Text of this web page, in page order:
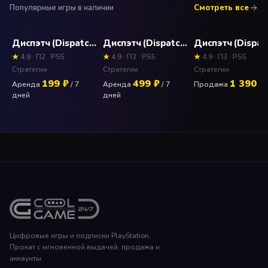
• Несколько кампаний, более 40 захватывающих
различные объекты
Популярные игры в наличии Смотреть все
Диспэтч (Dispatch) Прокат и аренда игры 7 дней
★ 4.9 · П2 · PS5
Стратегии
Аренда 199 ₽/ 7
дней
Диспэтч (Dispatch) Прокат и аренда П3 активации игры 7 дней
★ 4.9 · П3 · PS5
Стратегии
Аренда 499 ₽/ 7
дней
★ 4.9 · П3 · PS5
Стратегии
Продажа 1 390 ₽
Цифровые игры и подписки PlayStation.
Прокат с мгновенной выдачей, продажа и
аккаунты.